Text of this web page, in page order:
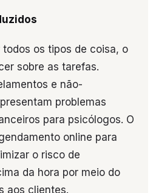
todos os tipos de coisa, o
sobre as tarefas.
e não-
problemas
para psicólogos. O
online para
o risco de
da hora por meio do
aos clientes.